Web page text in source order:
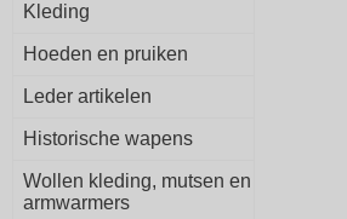
Kleding
Hoeden en pruiken
Leder artikelen
Historische wapens
Wollen kleding, mutsen en
armwarmers